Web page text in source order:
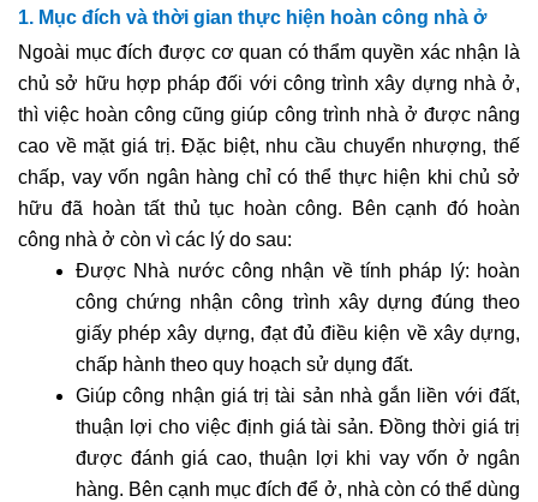
1. Mục đích và thời gian thực hiện hoàn công nhà ở
Ngoài mục đích được cơ quan có thẩm quyền xác nhận là
chủ sở hữu hợp pháp đối với công trình xây dựng nhà ở,
thì việc hoàn công cũng giúp công trình nhà ở được nâng
cao về mặt giá trị. Đặc biệt, nhu cầu chuyển nhượng, thế
chấp, vay vốn ngân hàng chỉ có thể thực hiện khi chủ sở
hữu đã hoàn tất thủ tục hoàn công. Bên cạnh đó hoàn
công nhà ở còn vì các lý do sau:
Được Nhà nước công nhận về tính pháp lý: hoàn
công chứng nhận công trình xây dựng đúng theo
giấy phép xây dựng, đạt đủ điều kiện về xây dựng,
chấp hành theo quy hoạch sử dụng đất.
Giúp công nhận giá trị tài sản nhà gắn liền với đất,
thuận lợi cho việc định giá tài sản. Đồng thời giá trị
được đánh giá cao, thuận lợi khi vay vốn ở ngân
hàng. Bên cạnh mục đích để ở, nhà còn có thể dùng